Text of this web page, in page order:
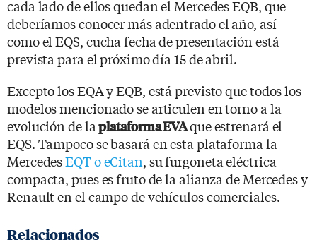
cada lado de ellos quedan el Mercedes EQB, que
deberíamos conocer más adentrado el año, así
como el EQS, cucha fecha de presentación está
prevista para el próximo día 15 de abril.
Excepto los EQA y EQB, está previsto que todos los
modelos mencionado se articulen en torno a la
evolución de laplataforma EVAque estrenará el
EQS. Tampoco se basará en esta plataforma la
MercedesEQT o eCitan, su furgoneta eléctrica
compacta, pues es fruto de la alianza de Mercedes y
Renault en el campo de vehículos comerciales.